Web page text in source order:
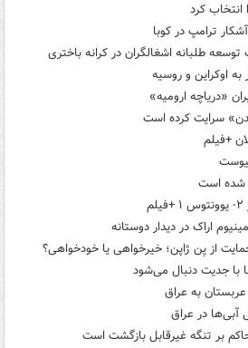
کرد
ترامپ در کوبا
طلبانه اشغالگران در کرانه باختری
اوکراین و روسیه
«دریاچه ارومیه»
سرایت کرده است
+فیلم
شده است
اراک در دیدار دوستانه
از یِن ژاپن؛ خیرخواهی یا خودخواهی؟
با جدیت دنبال می‌شود
به عراق
بر تنگه غیرقابل بازگشت است